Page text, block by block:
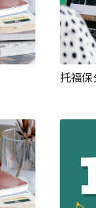
托福保